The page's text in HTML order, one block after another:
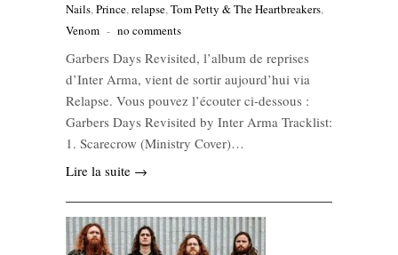
Nails,Prince,relapse,Tom Petty & The Heartbreakers,
Venom - no comments
Garbers Days Revisited, l’album de reprises
d’Inter Arma, vient de sortir aujourd’hui via
Relapse. Vous pouvez l’écouter ci-dessous :
Garbers Days Revisited by Inter Arma Tracklist:
1. Scarecrow (Ministry Cover)…
Lire la suite →